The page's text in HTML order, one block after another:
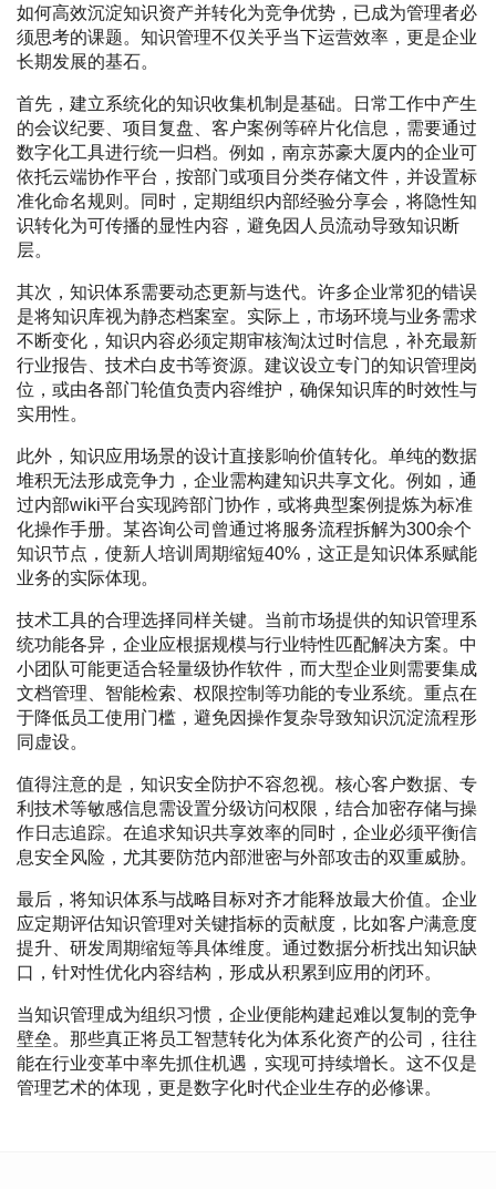
如何高效沉淀知识资产并转化为竞争优势，已成为管理者必
须思考的课题。知识管理不仅关乎当下运营效率，更是企业
长期发展的基石。
首先，建立系统化的知识收集机制是基础。日常工作中产生
的会议纪要、项目复盘、客户案例等碎片化信息，需要通过
数字化工具进行统一归档。例如，南京苏豪大厦内的企业可
依托云端协作平台，按部门或项目分类存储文件，并设置标
准化命名规则。同时，定期组织内部经验分享会，将隐性知
识转化为可传播的显性内容，避免因人员流动导致知识断
层。
其次，知识体系需要动态更新与迭代。许多企业常犯的错误
是将知识库视为静态档案室。实际上，市场环境与业务需求
不断变化，知识内容必须定期审核淘汰过时信息，补充最新
行业报告、技术白皮书等资源。建议设立专门的知识管理岗
位，或由各部门轮值负责内容维护，确保知识库的时效性与
实用性。
此外，知识应用场景的设计直接影响价值转化。单纯的数据
堆积无法形成竞争力，企业需构建知识共享文化。例如，通
过内部wiki平台实现跨部门协作，或将典型案例提炼为标准
化操作手册。某咨询公司曾通过将服务流程拆解为300余个
知识节点，使新人培训周期缩短40%，这正是知识体系赋能
业务的实际体现。
技术工具的合理选择同样关键。当前市场提供的知识管理系
统功能各异，企业应根据规模与行业特性匹配解决方案。中
小团队可能更适合轻量级协作软件，而大型企业则需要集成
文档管理、智能检索、权限控制等功能的专业系统。重点在
于降低员工使用门槛，避免因操作复杂导致知识沉淀流程形
同虚设。
值得注意的是，知识安全防护不容忽视。核心客户数据、专
利技术等敏感信息需设置分级访问权限，结合加密存储与操
作日志追踪。在追求知识共享效率的同时，企业必须平衡信
息安全风险，尤其要防范内部泄密与外部攻击的双重威胁。
最后，将知识体系与战略目标对齐才能释放最大价值。企业
应定期评估知识管理对关键指标的贡献度，比如客户满意度
提升、研发周期缩短等具体维度。通过数据分析找出知识缺
口，针对性优化内容结构，形成从积累到应用的闭环。
当知识管理成为组织习惯，企业便能构建起难以复制的竞争
壁垒。那些真正将员工智慧转化为体系化资产的公司，往往
能在行业变革中率先抓住机遇，实现可持续增长。这不仅是
管理艺术的体现，更是数字化时代企业生存的必修课。